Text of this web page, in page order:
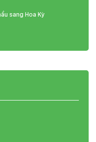
sang Hoa Kỳ